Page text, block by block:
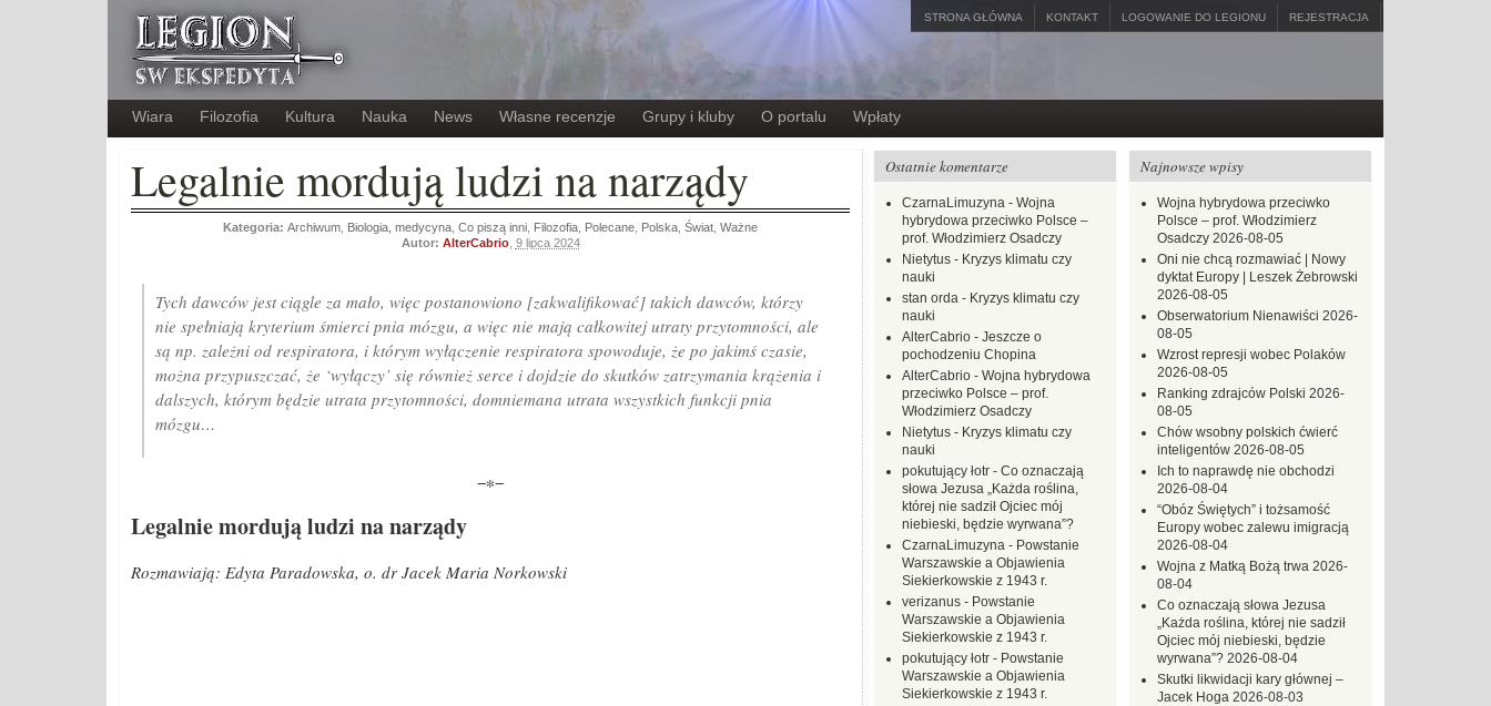
STRONA GŁÓWNA KONTAKT LOGOWANIE DO LEGIONU REJESTRACJA
Wiara Filozofia Kultura Nauka News Własne recenzje Grupy i kluby O portalu Wpłaty
Legalnie mordują ludzi na narządy
Kategoria: Archiwum Biologia, medycyna Co piszą inni Filozofia Polecane Polska Świat Ważne
Autor: AlterCabrio, 9 lipca 2024
Tych dawców jest ciągle za mało, więc postanowiono [zakwalifikować] takich dawców, którzy
nie spełniają kryterium śmierci pnia mózgu, a więc nie mają całkowitej utraty przytomności, ale
są np. zależni od respiratora, i którym wyłączenie respiratora spowoduje, że po jakimś czasie,
można przypuszczać, że ‘wyłączy’ się również serce i dojdzie do skutków zatrzymania krążenia i
dalszych, którym będzie utrata przytomności, domniemana utrata wszystkich funkcji pnia
mózgu…
−∗−
Legalnie mordują ludzi na narządy
Rozmawiają: Edyta Paradowska, o. dr Jacek Maria Norkowski
Najnowsze wpisy
Wojna hybrydowa przeciwko
Polsce – prof. Włodzimierz
Osadczy 2026-08-05
Oni nie chcą rozmawiać | Nowy
dyktat Europy | Leszek Żebrowski
2026-08-05
Obserwatorium Nienawiści 2026-
08-05
Wzrost represji wobec Polaków
2026-08-05
Ranking zdrajców Polski 2026-
08-05
Chów wsobny polskich ćwierć
inteligentów 2026-08-05
Ich to naprawdę nie obchodzi
2026-08-04
“Obóz Świętych” i tożsamość
Europy wobec zalewu imigracją
2026-08-04
Wojna z Matką Bożą trwa 2026-
08-04
Co oznaczają słowa Jezusa
„Każda roślina, której nie sadził
Ojciec mój niebieski, będzie
wyrwana”? 2026-08-04
Skutki likwidacji kary głównej –
Jacek Hoga 2026-08-03
Ostatnie komentarze
CzarnaLimuzyna - Wojna
hybrydowa przeciwko Polsce –
prof. Włodzimierz Osadczy
Nietytus - Kryzys klimatu czy
nauki
stan orda - Kryzys klimatu czy
nauki
AlterCabrio - Jeszcze o
pochodzeniu Chopina
AlterCabrio - Wojna hybrydowa
przeciwko Polsce – prof.
Włodzimierz Osadczy
Nietytus - Kryzys klimatu czy
nauki
pokutujący łotr - Co oznaczają
słowa Jezusa „Każda roślina,
której nie sadził Ojciec mój
niebieski, będzie wyrwana”?
CzarnaLimuzyna - Powstanie
Warszawskie a Objawienia
Siekierkowskie z 1943 r.
verizanus - Powstanie
Warszawskie a Objawienia
Siekierkowskie z 1943 r.
pokutujący łotr - Powstanie
Warszawskie a Objawienia
Siekierkowskie z 1943 r.